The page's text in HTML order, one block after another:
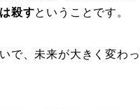
殺すということです。
で、未来が大きく変わ